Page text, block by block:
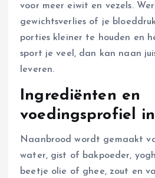
voor meer eiwit en vezels.
gewichtsverlies of je
porties kleiner te houden en
sport je veel, dan kan naan
leveren.
Ingrediënten en
voedingsprofiel
Naanbrood wordt gemaakt
water, gist of bakpoeder,
beetje olie of ghee, zout en